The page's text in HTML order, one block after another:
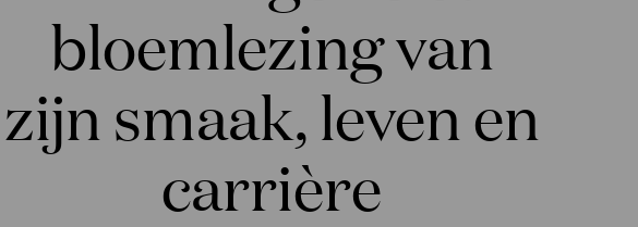
bloemlezing van
zijn smaak, leven en
carrière